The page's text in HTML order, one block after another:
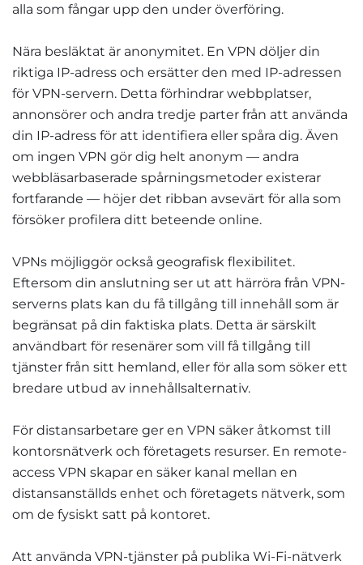
alla som fångar upp den under överföring.
Nära besläktat är anonymitet. En VPN döljer din
riktiga IP-adress och ersätter den med IP-adressen
för VPN-servern. Detta förhindrar webbplatser,
annonsörer och andra tredje parter från att använda
din IP-adress för att identifiera eller spåra dig. Även
om ingen VPN gör dig helt anonym — andra
webbläsarbaserade spårningsmetoder existerar
fortfarande — höjer det ribban avsevärt för alla som
försöker profilera ditt beteende online.
VPNs möjliggör också geografisk flexibilitet.
Eftersom din anslutning ser ut att härröra från VPN-
serverns plats kan du få tillgång till innehåll som är
begränsat på din faktiska plats. Detta är särskilt
användbart för resenärer som vill få tillgång till
tjänster från sitt hemland, eller för alla som söker ett
bredare utbud av innehållsalternativ.
För distansarbetare ger en VPN säker åtkomst till
kontorsnätverk och företagets resurser. En remote-
access VPN skapar en säker kanal mellan en
distansanställds enhet och företagets nätverk, som
om de fysiskt satt på kontoret.
Att använda VPN-tjänster på publika Wi-Fi-nätverk